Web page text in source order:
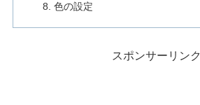
色の設定
スポンサーリンク